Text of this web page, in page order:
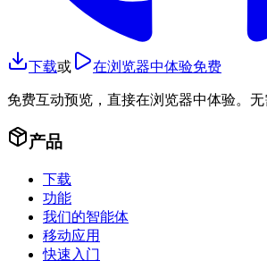
下载或 在浏览器中体验免费
免费互动预览，直接在浏览器中体验。无
产品
下载
功能
我们的智能体
移动应用
快速入门